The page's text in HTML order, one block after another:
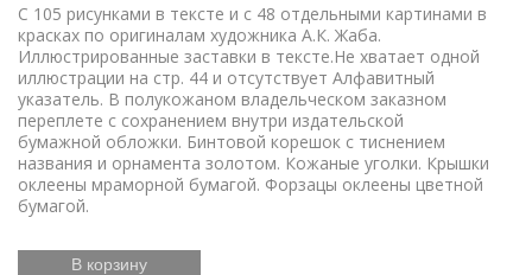
С 105 рисунками в тексте и с 48 отдельными картинами в
красках по оригиналам художника А.К. Жаба.
Иллюстрированные заставки в тексте.Не хватает одной
иллюстрации на стр. 44 и отсутствует Алфавитный
указатель. В полукожаном владельческом заказном
переплете с сохранением внутри издательской
бумажной обложки. Бинтовой корешок с тиснением
названия и орнамента золотом. Кожаные уголки. Крышки
оклеены мраморной бумагой. Форзацы оклеены цветной
бумагой.
В корзину